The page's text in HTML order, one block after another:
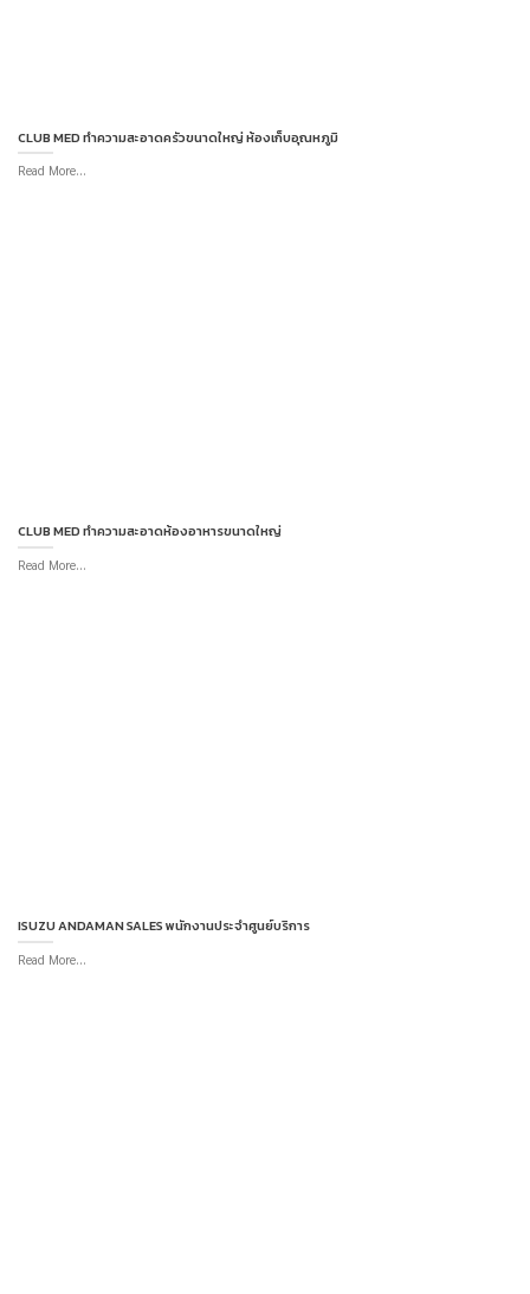
CLUB MED ทำความสะอาดครัวขนาดใหญ่ ห้องเก็บอุณหภูมิ
Read More...
CLUB MED ทำความสะอาดห้องอาหารขนาดใหญ่
Read More...
ISUZU ANDAMAN SALES พนักงานประจำศูนย์บริการ
Read More...